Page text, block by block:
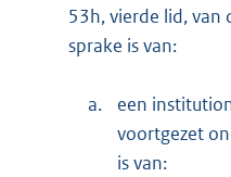
53h, vierde lid, van
sprake is van:
a.
een
voortgezet
is van: